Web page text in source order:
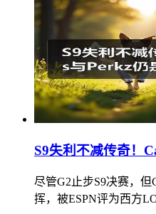
S9失利不减传奇！
尽管G2止步S9决赛，但
挥，被ESPN评为西方